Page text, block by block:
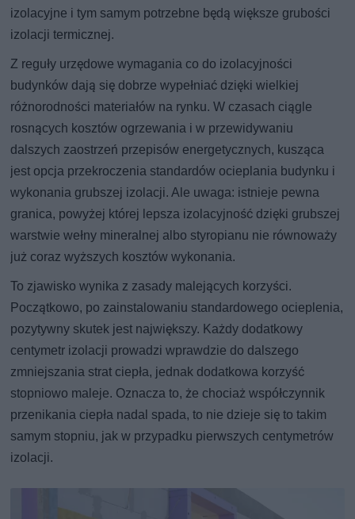
izolacyjne i tym samym potrzebne będą większe grubości
izolacji termicznej.
Z reguły urzędowe wymagania co do izolacyjności
budynków dają się dobrze wypełniać dzięki wielkiej
różnorodności materiałów na rynku. W czasach ciągle
rosnących kosztów ogrzewania i w przewidywaniu
dalszych zaostrzeń przepisów energetycznych, kusząca
jest opcja przekroczenia standardów ocieplania budynku i
wykonania grubszej izolacji. Ale uwaga: istnieje pewna
granica, powyżej której lepsza izolacyjność dzięki grubszej
warstwie wełny mineralnej albo styropianu nie równoważy
już coraz wyższych kosztów wykonania.
To zjawisko wynika z zasady malejących korzyści.
Początkowo, po zainstalowaniu standardowego ocieplenia,
pozytywny skutek jest największy. Każdy dodatkowy
centymetr izolacji prowadzi wprawdzie do dalszego
zmniejszania strat ciepła, jednak dodatkowa korzyść
stopniowo maleje. Oznacza to, że chociaż współczynnik
przenikania ciepła nadal spada, to nie dzieje się to takim
samym stopniu, jak w przypadku pierwszych centymetrów
izolacji.